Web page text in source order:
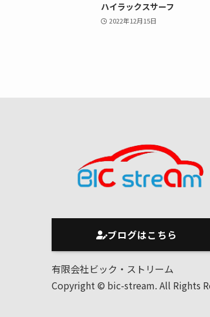
ハイラックスサーフ
2022年12月15日
ブログはこちら
有限会社ビック・ストリーム
Copyright © bic-stream. All Rights